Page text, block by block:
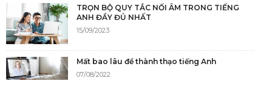
TRỌN BỘ QUY TẮC NỐI ÂM TRONG TIẾNG
ANH ĐẦY ĐỦ NHẤT
15/09/2023
Mất bao lâu để thành thạo tiếng Anh
07/08/2022